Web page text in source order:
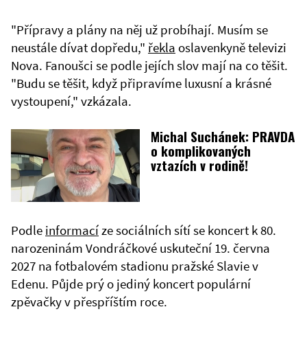
"Přípravy a plány na něj už probíhají. Musím se
neustále dívat dopředu," řekla oslavenkyně televizi
Nova. Fanoušci se podle jejích slov mají na co těšit.
"Budu se těšit, když připravíme luxusní a krásné
vystoupení," vzkázala.
Michal Suchánek: PRAVDA
o komplikovaných
vztazích v rodině!
Podle informacíze sociálních sítí se koncert k 80.
narozeninám Vondráčkové uskuteční 19. června
2027 na fotbalovém stadionu pražské Slavie v
Edenu. Půjde prý o jediný koncert populární
zpěvačky v přespříštím roce.